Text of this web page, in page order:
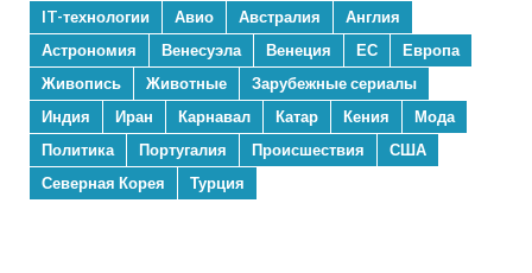
IT-технологии Авио Австралия
Англия
Астрономия
Венесуэла Венеция ЕС
Европа
Живопись
Животные
Зарубежные сериалы
Индия
Иран Карнавал Катар Кения
Мода
Политика
Португалия Происшествия
США
Северная Корея
Турция